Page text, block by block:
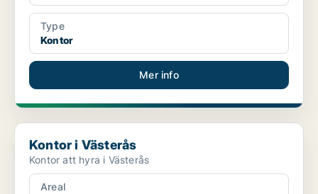
Type
Kontor
Mer info
Kontor i Västerås
Kontor i Västerås
Kontor att hyra i Västerås
Areal